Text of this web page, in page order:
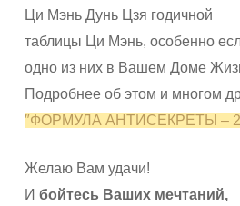
Ци Мэнь Дунь Цзя годичной
таблицы Ци Мэнь, особенно
одно из них в Вашем Доме
Подробнее об этом и многом
″ФОРМУЛА АНТИСЕКРЕТЫ –
Желаю Вам удачи!
И бойтесь Ваших мечтаний,